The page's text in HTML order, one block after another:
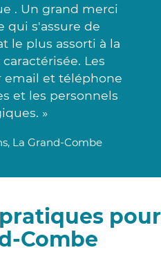
. Un grand merci
qui s'assure de
le plus assorti à la
Les
email et téléphone
et les personnels
»
La Grand-Combe
pour
Combe